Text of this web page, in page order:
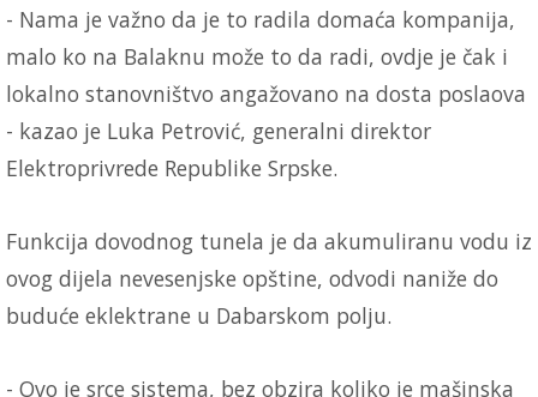
- Nama je važno da je to radila domaća kompanija,
malo ko na Balaknu može to da radi, ovdje je čak i
lokalno stanovništvo angažovano na dosta poslaova
- kazao je Luka Petrović, generalni direktor
Elektroprivrede Republike Srpske.
Funkcija dovodnog tunela je da akumuliranu vodu iz
ovog dijela nevesenjske opštine, odvodi naniže do
buduće eklektrane u Dabarskom polju.
- Ovo je srce sistema, bez obzira koliko je mašinska